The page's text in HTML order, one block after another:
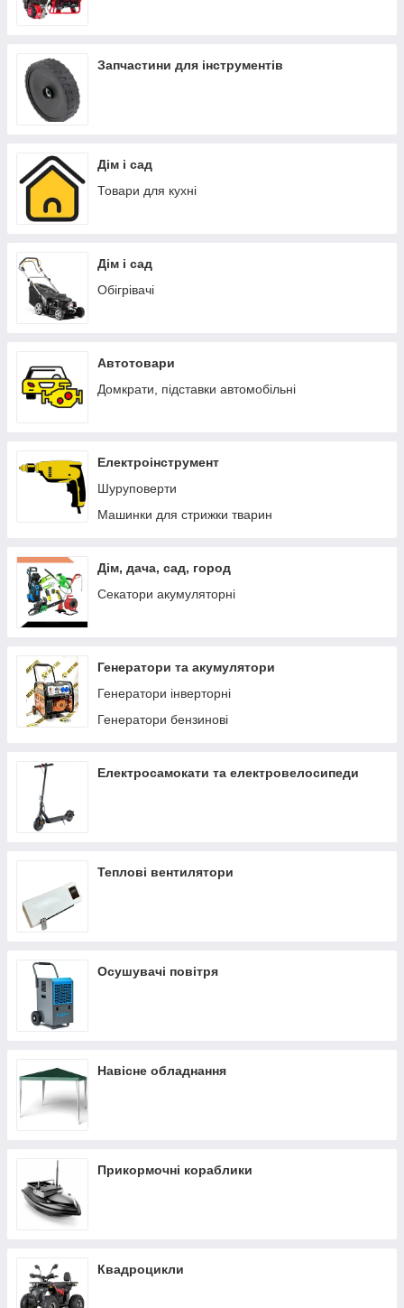
Запчастини для інструментів
Дім і сад
Товари для кухні
Дім і сад
Обігрівачі
Автотовари
Домкрати, підставки автомобільні
Електроінструмент
Шуруповерти
Машинки для стрижки тварин
Дім, дача, сад, город
Секатори акумуляторні
Генератори та акумулятори
Генератори інверторні
Генератори бензинові
Електросамокати та електровелосипеди
Теплові вентилятори
Осушувачі повітря
Навісне обладнання
Прикормочні кораблики
Квадроцикли